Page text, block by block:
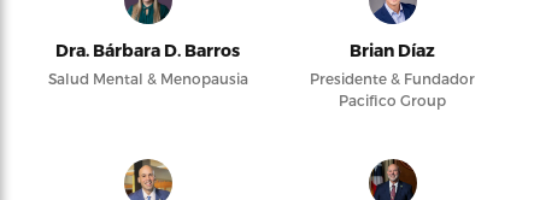
Dra. Bárbara D. Barros
Salud Mental & Menopausia
Brian Díaz
Presidente & Fundador
Pacifico Group